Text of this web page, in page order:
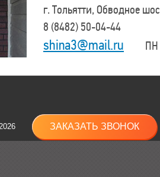
г. Тольятти, Обводное
8 (8482) 50-04-44
shina3@mail.ru ПН -
ЗАКАЗАТЬ ЗВОНОК